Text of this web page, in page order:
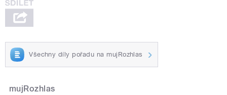
Všechny díly pořadu na mujRozhlas
mujRozhlas